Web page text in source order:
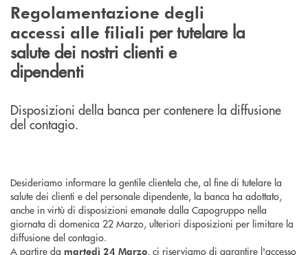
Regolamentazione degli
accessi alle filiali per tutelare la
salute dei nostri clienti e
dipendenti
Disposizioni della banca per contenere la diffusione
del contagio.
Desideriamo informare la gentile clientela che, al fine di tutelare la
salute dei clienti e del personale dipendente, la banca ha adottato,
anche in virtù di disposizioni emanate dalla Capogruppo nella
giornata di domenica 22 Marzo, ulteriori disposizioni per limitare la
diffusione del contagio.
A partire da martedì 24 Marzo, ci riserviamo di garantire l'accesso